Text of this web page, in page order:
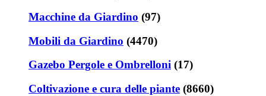
Macchine da Giardino (97)
Mobili da Giardino (4470)
Gazebo Pergole e Ombrelloni (17)
Coltivazione e cura delle piante (8660)